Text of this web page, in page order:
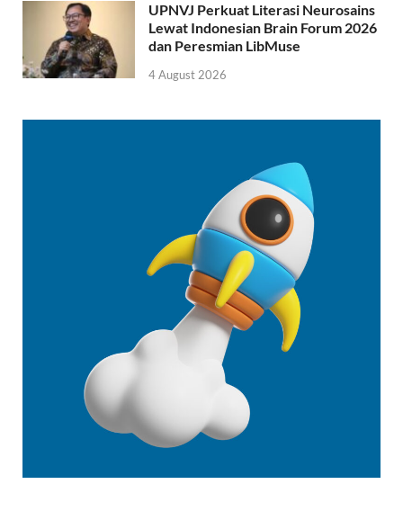
UPNVJ Perkuat Literasi Neurosains
Lewat Indonesian Brain Forum 2026
dan Peresmian LibMuse
4 August 2026